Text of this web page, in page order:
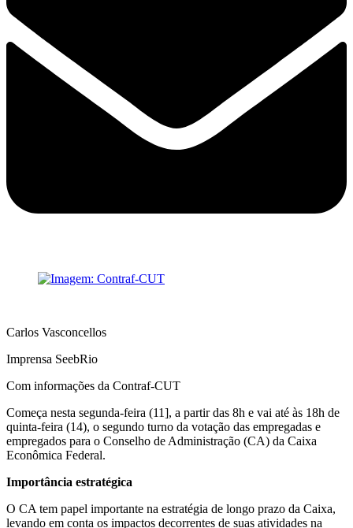
Carlos Vasconcellos
Imprensa SeebRio
Com informações da Contraf-CUT
Começa nesta segunda-feira (11], a partir das 8h e vai até às 18h de
quinta-feira (14), o segundo turno da votação das empregadas e
empregados para o Conselho de Administração (CA) da Caixa
Econômica Federal.
Importância estratégica
O CA tem papel importante na estratégia de longo prazo da Caixa,
levando em conta os impactos decorrentes de suas atividades na